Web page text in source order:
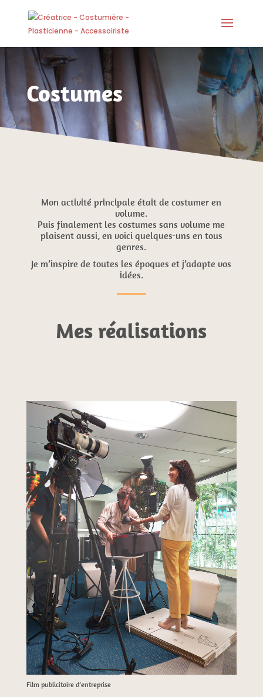
Costumes
Mon activité principale était de costumer en
volume.
Puis finalement les costumes sans volume me
plaisent aussi, en voici quelques-uns en tous
genres.
Je m’inspire de toutes les époques et j’adapte vos
idées.
Mes réalisations
Film publicitaire d’entreprise